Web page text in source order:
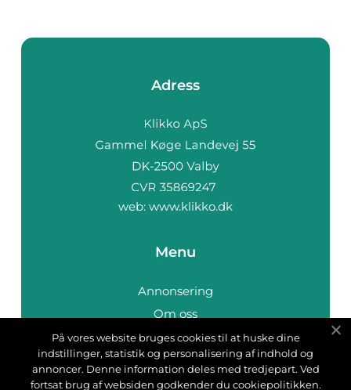
Adress
web: www.klikko.dk
Menu
Annonsering
Om oss
Cookies
Kontakta oss
Sitemap
På vores website bruges cookies til at huske dine
indstillinger, statistik og personalisering af indhold og
annoncer. Denne information deles med tredjepart. Ved
fortsat brug af websiden godkender du cookiepolitikken.